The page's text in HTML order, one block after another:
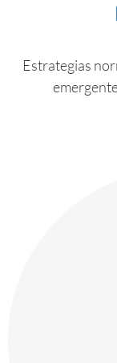
Estrategias